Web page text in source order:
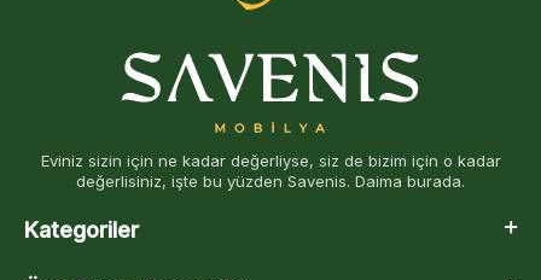
Eviniz sizin için ne kadar değerliyse, siz de bizim için o kadar
değerlisiniz, işte bu yüzden Savenis. Daima burada.
Kategoriler